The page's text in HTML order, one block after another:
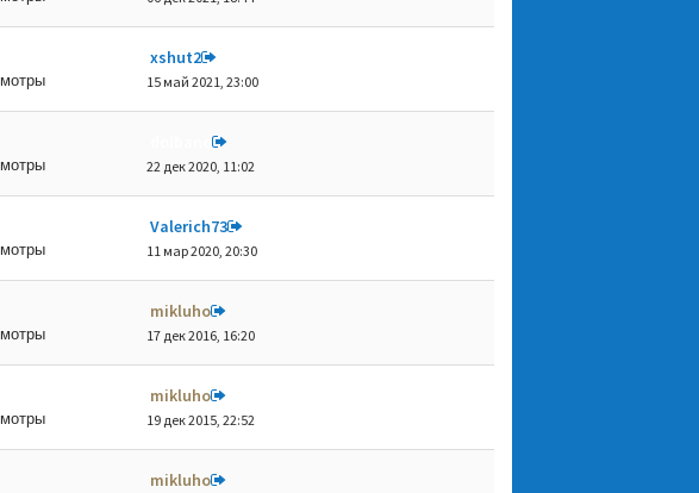
xshut2
15 май 2021, 23:00
22 дек 2020, 11:02
Valerich73
11 мар 2020, 20:30
mikluho
17 дек 2016, 16:20
mikluho
19 дек 2015, 22:52
mikluho